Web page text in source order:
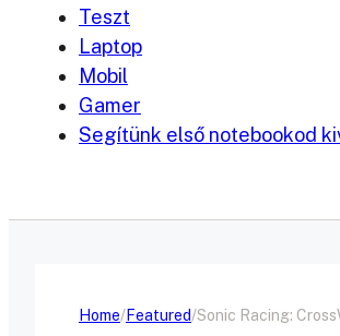
Teszt
Laptop
Mobil
Gamer
Segítünk első notebookod
Home Featured Sonic Racing: